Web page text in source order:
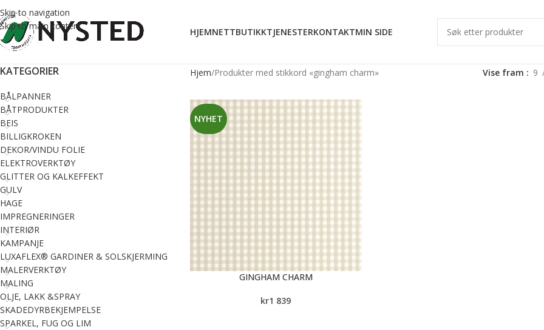
Skip to navigation
Skip to main content
HJEMNETTBUTIKKTJENESTERKONTAKTMIN SIDE
KATEGORIER
BÅLPANNER
BÅTPRODUKTER
BEIS
BILLIGKROKEN
DEKOR/VINDU FOLIE
ELEKTROVERKTØY
GLITTER OG KALKEFFEKT
GULV
HAGE
IMPREGNERINGER
INTERIØR
KAMPANJE
LUXAFLEX® GARDINER & SOLSKJERMING
MALERVERKTØY
MALING
OLJE, LAKK &SPRAY
SKADEDYRBEKJEMPELSE
SPARKEL, FUG OG LIM
Hjem Produkter med stikkord «gingham charm» Vise fram 9
NYHET
GINGHAM CHARM
kr1 839